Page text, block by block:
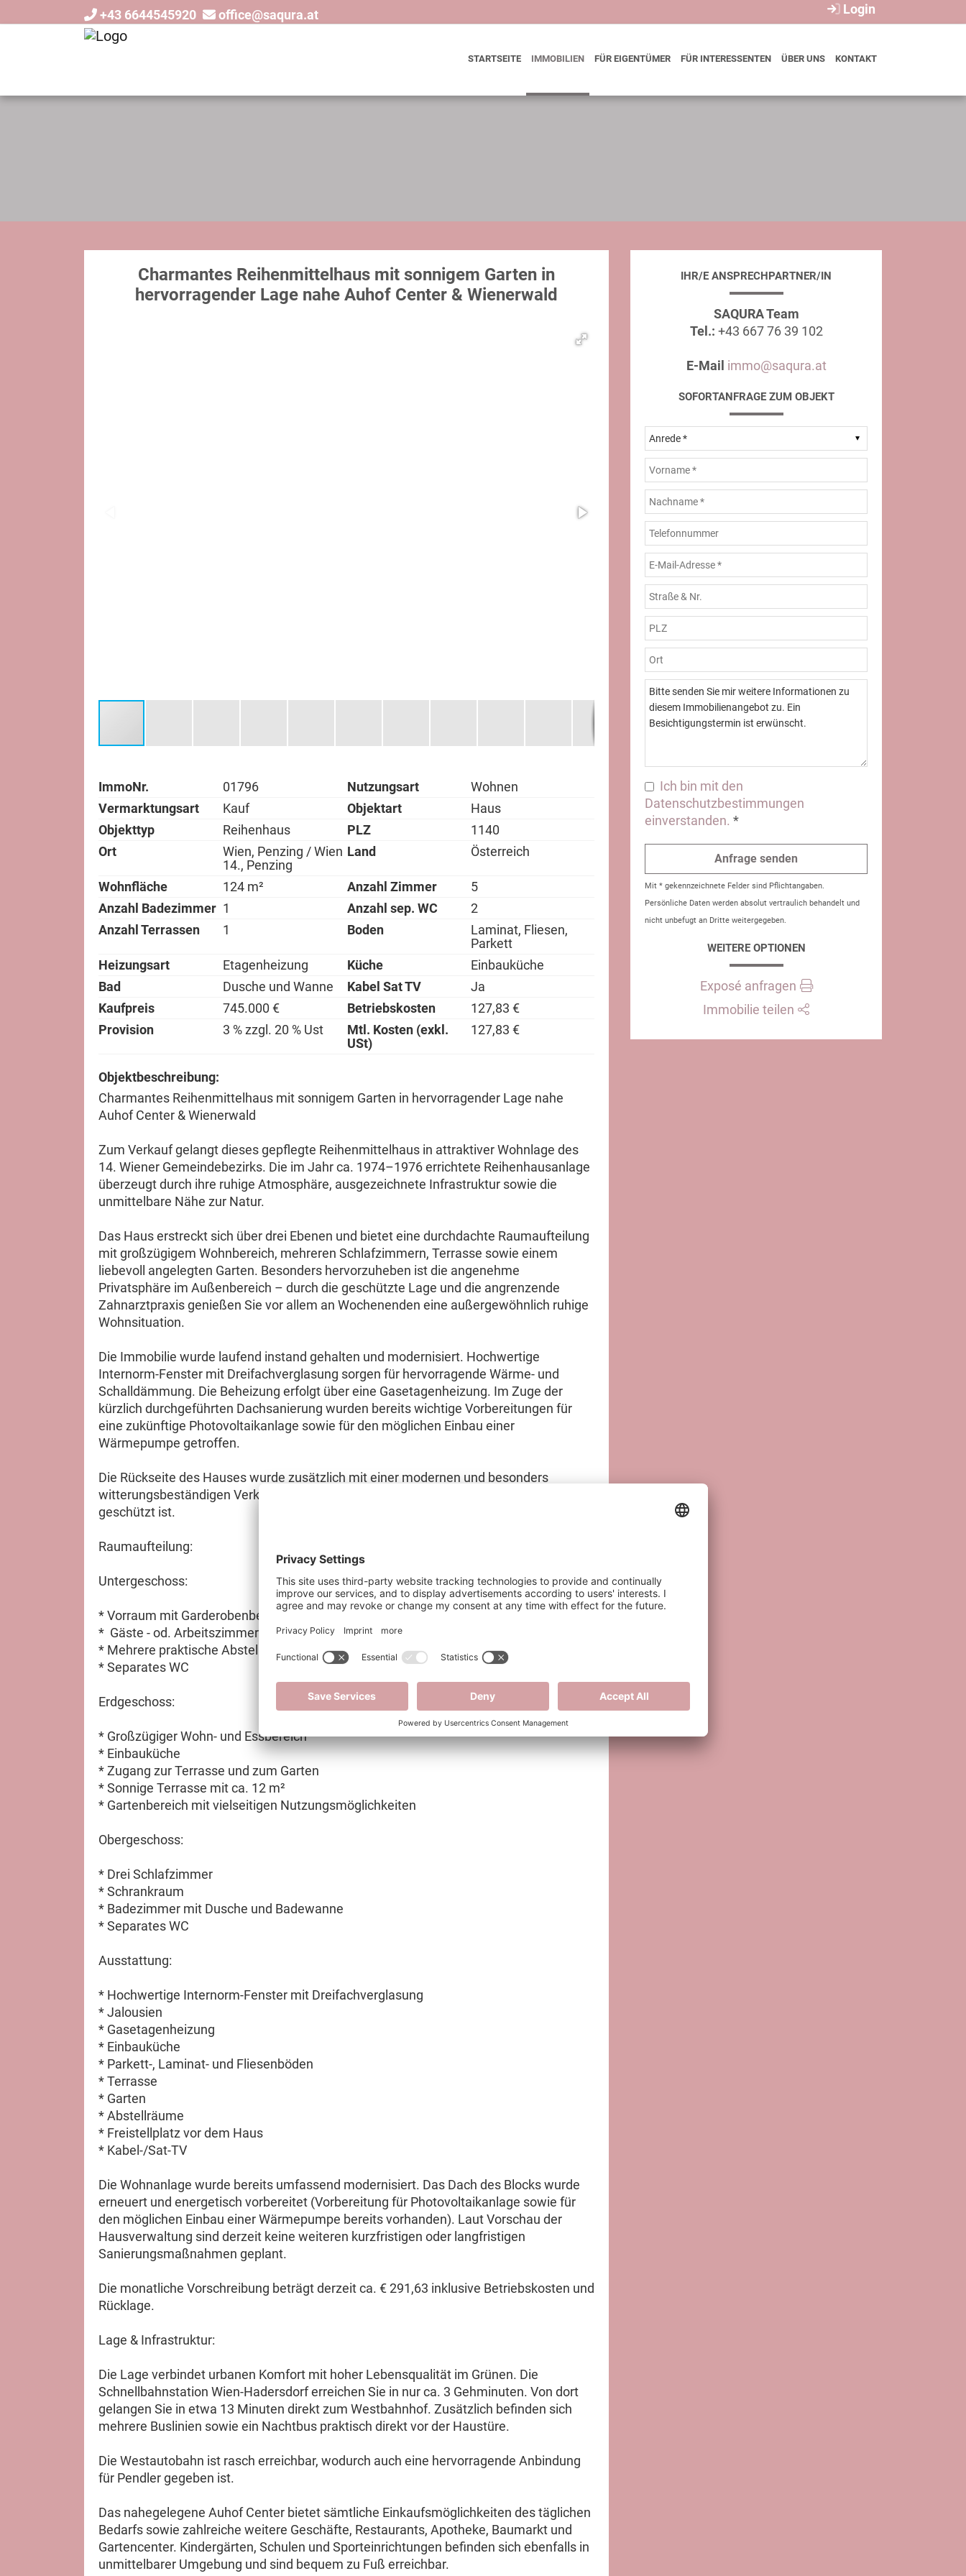
+43 6644545920 office@saqura.at Login
STARTSEITE IMMOBILIEN FÜR EIGENTÜMER FÜR INTERESSENTEN ÜBER UNS KONTAKT
Charmantes Reihenmittelhaus mit sonnigem Garten in
hervorragender Lage nahe Auhof Center & Wienerwald
ImmoNr. 01796 Nutzungsart
Wohnen
Vermarktungsart
Kauf Objektart
Haus
Objekttyp
Reihenhaus PLZ
1140
Ort
Wien, Penzing / Wien
14., Penzing
Land Österreich
Wohnfläche 124 m² Anzahl Zimmer
5
Anzahl Badezimmer 1 Anzahl sep. WC
2
Anzahl Terrassen
1 Boden
Laminat, Fliesen,
Parkett
Heizungsart
Etagenheizung Küche
Einbauküche
Bad
Dusche und Wanne Kabel Sat TV
Ja
Kaufpreis
745.000 € Betriebskosten
127,83 €
Provision
3 % zzgl. 20 % Ust
Mtl. Kosten (exkl.
USt)
127,83 €
Objektbeschreibung:
Charmantes Reihenmittelhaus mit sonnigem Garten in hervorragender Lage nahe
Auhof Center & Wienerwald
Zum Verkauf gelangt dieses gepflegte Reihenmittelhaus in attraktiver Wohnlage des
14. Wiener Gemeindebezirks. Die im Jahr ca. 1974–1976 errichtete Reihenhausanlage
überzeugt durch ihre ruhige Atmosphäre, ausgezeichnete Infrastruktur sowie die
unmittelbare Nähe zur Natur.
Das Haus erstreckt sich über drei Ebenen und bietet eine durchdachte Raumaufteilung
mit großzügigem Wohnbereich, mehreren Schlafzimmern, Terrasse sowie einem
liebevoll angelegten Garten. Besonders hervorzuheben ist die angenehme
Privatsphäre im Außenbereich – durch die geschützte Lage und die angrenzende
Zahnarztpraxis genießen Sie vor allem an Wochenenden eine außergewöhnlich ruhige
Wohnsituation.
Die Immobilie wurde laufend instand gehalten und modernisiert. Hochwertige
Internorm-Fenster mit Dreifachverglasung sorgen für hervorragende Wärme- und
Schalldämmung. Die Beheizung erfolgt über eine Gasetagenheizung. Im Zuge der
kürzlich durchgeführten Dachsanierung wurden bereits wichtige Vorbereitungen für
eine zukünftige Photovoltaikanlage sowie für den möglichen Einbau einer
Wärmepumpe getroffen.
Die Rückseite des Hauses wurde zusätzlich mit einer modernen und besonders
witterungsbeständigen Verkleidung ausgestattet, wodurch die Fassade langfristig
geschützt ist.
Raumaufteilung:
Untergeschoss:
* Vorraum mit Garderobenbereich
* ⁠ Gäste - od. Arbeitszimmer
* Mehrere praktische Abstellräume
* Separates WC
Erdgeschoss:
* Großzügiger Wohn- und Essbereich
* Einbauküche
* Zugang zur Terrasse und zum Garten
* Sonnige Terrasse mit ca. 12 m²
* Gartenbereich mit vielseitigen Nutzungsmöglichkeiten
Obergeschoss:
* Drei Schlafzimmer
* Schrankraum
* Badezimmer mit Dusche und Badewanne
* Separates WC
Ausstattung:
* Hochwertige Internorm-Fenster mit Dreifachverglasung
* Jalousien
* Gasetagenheizung
* Einbauküche
* Parkett-, Laminat- und Fliesenböden
* Terrasse
* Garten
* Abstellräume
* Freistellplatz vor dem Haus
* Kabel-/Sat-TV
Die Wohnanlage wurde bereits umfassend modernisiert. Das Dach des Blocks wurde
erneuert und energetisch vorbereitet (Vorbereitung für Photovoltaikanlage sowie für
den möglichen Einbau einer Wärmepumpe bereits vorhanden). Laut Vorschau der
Hausverwaltung sind derzeit keine weiteren kurzfristigen oder langfristigen
Sanierungsmaßnahmen geplant.
Die monatliche Vorschreibung beträgt derzeit ca. € 291,63 inklusive Betriebskosten und
Rücklage.
Lage & Infrastruktur:
Die Lage verbindet urbanen Komfort mit hoher Lebensqualität im Grünen. Die
Schnellbahnstation Wien-Hadersdorf erreichen Sie in nur ca. 3 Gehminuten. Von dort
gelangen Sie in etwa 13 Minuten direkt zum Westbahnhof. Zusätzlich befinden sich
mehrere Buslinien sowie ein Nachtbus praktisch direkt vor der Haustüre.
Die Westautobahn ist rasch erreichbar, wodurch auch eine hervorragende Anbindung
für Pendler gegeben ist.
Das nahegelegene Auhof Center bietet sämtliche Einkaufsmöglichkeiten des täglichen
Bedarfs sowie zahlreiche weitere Geschäfte, Restaurants, Apotheke, Baumarkt und
Gartencenter. Kindergärten, Schulen und Sporteinrichtungen befinden sich ebenfalls in
unmittelbarer Umgebung und sind bequem zu Fuß erreichbar.
IHR/E ANSPRECHPARTNER/IN
SAQURA Team
Tel.: +43 667 76 39 102
E-Mail immo@saqura.at
SOFORTANFRAGE ZUM OBJEKT
Ich bin mit den
Datenschutzbestimmungen
einverstanden. *
Mit * gekennzeichnete Felder sind Pflichtangaben.
Persönliche Daten werden absolut vertraulich behandelt und
nicht unbefugt an Dritte weitergegeben.
WEITERE OPTIONEN
Exposé anfragen
Immobilie teilen